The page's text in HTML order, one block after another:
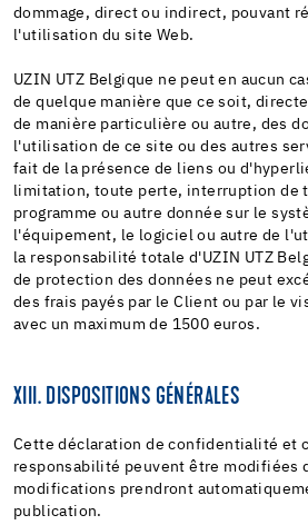
dommage, direct ou indirect, pouvant
l'utilisation du site Web.
UZIN UTZ Belgique ne peut en aucun
de quelque manière que ce soit,
de manière particulière ou autre, des
l'utilisation de ce site ou des autres
fait de la présence de liens ou
limitation, toute perte, interruption de
programme ou autre donnée sur le
l'équipement, le logiciel ou autre de
la responsabilité totale d'UZIN UTZ
de protection des données ne peut
des frais payés par le Client ou par le
avec un maximum de 1500 euros.
XIII. DISPOSITIONS GÉNÉRALES
Cette déclaration de confidentialité et
responsabilité peuvent être modifiées
modifications prendront
publication.